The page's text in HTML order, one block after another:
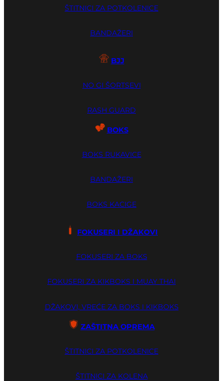
ŠTITNICI ZA POTKOLENICE
BANDAŽERI
BJJ
NO GI ŠORTSEVI
RASH GUARD
BOKS
BOKS RUKAVICE
BANDAŽERI
BOKS KACIGE
FOKUSERI I DŽAKOVI
FOKUSERI ZA BOKS
FOKUSERI ZA KIKBOKS I MUAY THAI
DŽAKOVI, VREĆE ZA BOKS I KIKBOKS
ZAŠTITNA OPREMA
ŠTITNICI ZA POTKOLENICE
ŠTITNICI ZA KOLENA